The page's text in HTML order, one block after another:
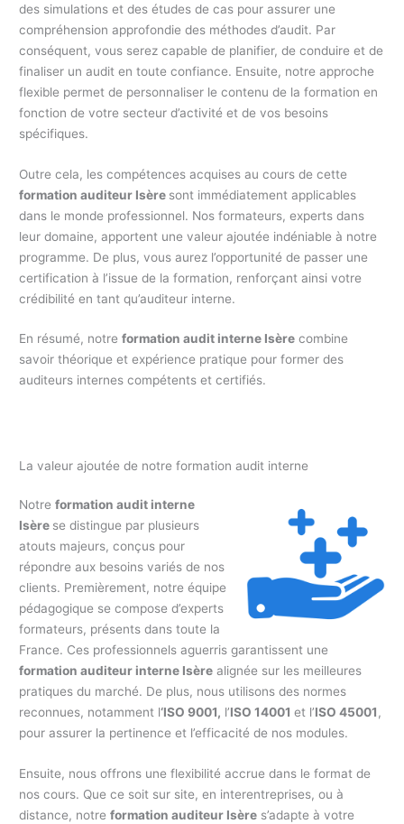
des simulations et des études de cas pour assurer une
compréhension approfondie des méthodes d’audit. Par
conséquent, vous serez capable de planifier, de conduire et de
finaliser un audit en toute confiance. Ensuite, notre approche
flexible permet de personnaliser le contenu de la formation en
fonction de votre secteur d’activité et de vos besoins
spécifiques.
Outre cela, les compétences acquises au cours de cette
formation auditeur Isère sont immédiatement applicables
dans le monde professionnel. Nos formateurs, experts dans
leur domaine, apportent une valeur ajoutée indéniable à notre
programme. De plus, vous aurez l’opportunité de passer une
certification à l’issue de la formation, renforçant ainsi votre
crédibilité en tant qu’auditeur interne.
En résumé, notreformation audit interne Isère combine
savoir théorique et expérience pratique pour former des
auditeurs internes compétents et certifiés.
La valeur ajoutée de notre formation audit interne
Notreformation audit interne
Isère se distingue par plusieurs
atouts majeurs, conçus pour
répondre aux besoins variés de nos
clients. Premièrement, notre équipe
pédagogique se compose d’experts
formateurs, présents dans toute la
France. Ces professionnels aguerris garantissent une
formation auditeur interne Isère alignée sur les meilleures
pratiques du marché. De plus, nous utilisons des normes
reconnues, notamment l‘ISO 9001, l’ISO 14001et l’ISO 45001,
pour assurer la pertinence et l’efficacité de nos modules.
Ensuite, nous offrons une flexibilité accrue dans le format de
nos cours. Que ce soit sur site, en interentreprises, ou à
distance, notreformation auditeur Isère s’adapte à votre